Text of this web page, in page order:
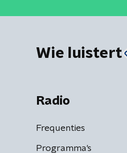
Wie luistert
Radio
Frequenties
Programma's